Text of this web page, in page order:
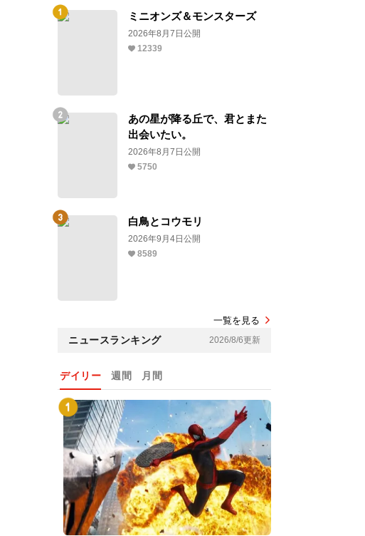
ミニオンズ＆モンスターズ
2026年8月7日公開
12339
あの星が降る丘で、君とまた
出会いたい。
2026年8月7日公開
5750
白鳥とコウモリ
2026年9月4日公開
8589
一覧を見る
ニュースランキング 2026/8/6更新
デイリー 週間 月間